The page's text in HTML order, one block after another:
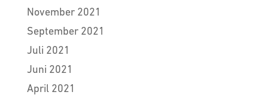
November 2021
September 2021
Juli 2021
Juni 2021
April 2021